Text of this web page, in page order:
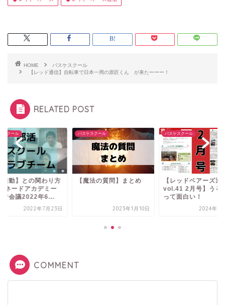
HOME
バスケスクール
【レッド通信】自転車で日本一周の原匠くん が来たーーー！
RELATED POST
スクール
活動】との関わり方
ネードアカデミー
者会議2022年6...
2022年7月23日
バスケスクール
【魔法の質問】まとめ
2023年1月10日
バスケスクール
【レッドベアーズ通
vol.41 2月号】うる
って面白い！
2024年3
COMMENT